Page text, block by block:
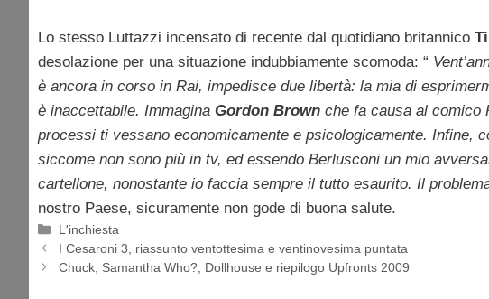
Lo stesso Luttazzi incensato di recente dal quotidiano britannico
desolazione per una situazione indubbiamente scomoda: “
è ancora in corso in Rai, impedisce due libertà: la mia di
è inaccettabile. Immagina Gordon Brown che fa causa al comico
processi ti vessano economicamente e psicologicamente. Infine,
siccome non sono più in tv, ed essendo Berlusconi un mio
cartellone, nonostante io faccia sempre il tutto esaurito. Il
nostro Paese, sicuramente non gode di buona salute.
Categorie
L'inchiesta
I Cesaroni 3, riassunto ventottesima e ventinovesima puntata
Chuck, Samantha Who?, Dollhouse e riepilogo Upfronts 2009